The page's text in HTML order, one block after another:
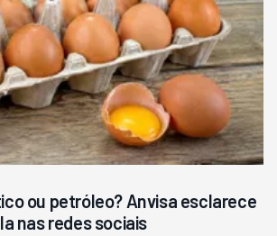
ou petróleo? Anvisa esclarece
nas redes sociais